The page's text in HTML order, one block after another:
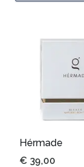
Hérmade
€ 39,00